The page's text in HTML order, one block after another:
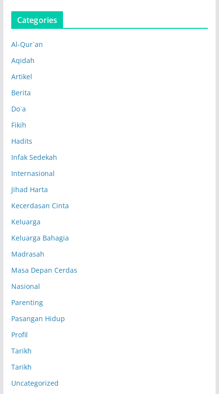
Categories
Al-Qur`an
Aqidah
Artikel
Berita
Do`a
Fikih
Hadits
Infak Sedekah
Internasional
Jihad Harta
Kecerdasan Cinta
Keluarga
Keluarga Bahagia
Madrasah
Masa Depan Cerdas
Nasional
Parenting
Pasangan Hidup
Profil
Tarikh
Tarikh
Uncategorized